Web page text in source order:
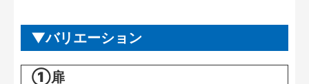
バリエーション
①扉